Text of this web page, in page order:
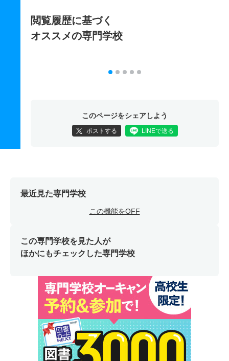
閲覧履歴に基づく
オススメの専門学校
このページをシェアしよう
ポストする LINEで送る
最近見た専門学校
この機能をOFF
この専門学校を見た人が
ほかにもチェックした専門学校